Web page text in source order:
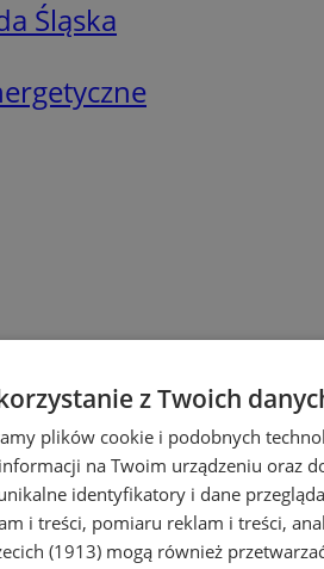
Śląska
z Twoich
plików cookie i podobnych
na Twoim urządzeniu oraz
identyfikatory i dane
i treści, pomiaru reklam i treści,
(1913) mogą również